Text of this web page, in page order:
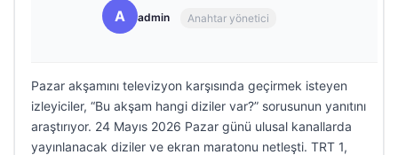
A admin Anahtar yönetici
Pazar akşamını televizyon karşısında geçirmek isteyen
izleyiciler, “Bu akşam hangi diziler var?” sorusunun yanıtını
araştırıyor. 24 Mayıs 2026 Pazar günü ulusal kanallarda
yayınlanacak diziler ve ekran maratonu netleşti. TRT 1,